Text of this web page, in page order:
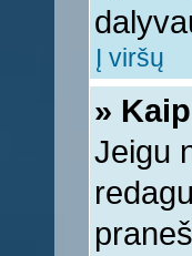
Į viršų
»
Jeigu